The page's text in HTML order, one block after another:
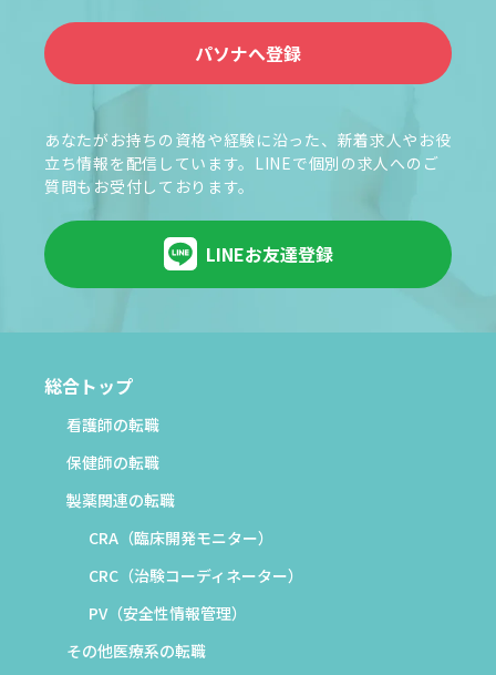
パソナへ登録
あなたがお持ちの資格や経験に沿った、新着求人やお役
立ち情報を配信しています。LINEで個別の求人へのご
質問もお受付しております。
LINEお友達登録
総合トップ
看護師の転職
保健師の転職
製薬関連の転職
CRA（臨床開発モニター）
CRC（治験コーディネーター）
PV（安全性情報管理）
その他医療系の転職